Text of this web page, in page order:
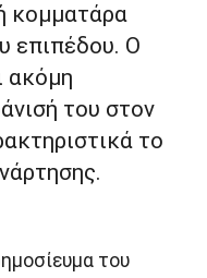
κομματάρα
επιπέδου. Ο
ακόμη
του στον
το
του